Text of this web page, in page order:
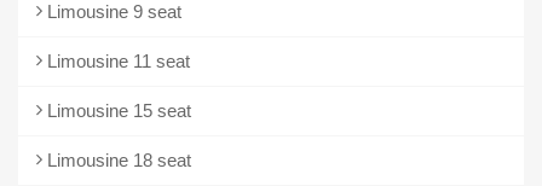
Limousine 9 seat
Limousine 11 seat
Limousine 15 seat
Limousine 18 seat